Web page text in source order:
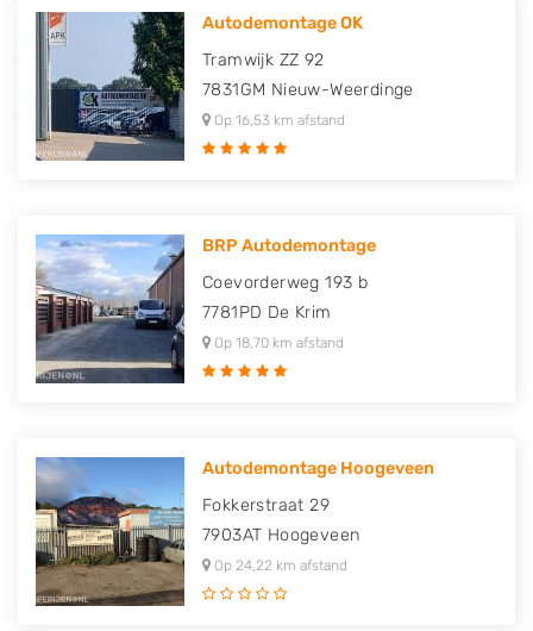
Autodemontage OK
Tramwijk ZZ 92
7831GM Nieuw-Weerdinge
Op 16,53 km afstand
BRP Autodemontage
Coevorderweg 193 b
7781PD De Krim
Op 18,70 km afstand
Autodemontage Hoogeveen
Fokkerstraat 29
7903AT Hoogeveen
Op 24,22 km afstand